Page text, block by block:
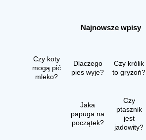
Najnowsze wpisy
Czy koty
mogą pić
mleko?
Dlaczego
pies wyje?
Czy królik
to gryzoń?
Jaka
papuga na
początek?
Czy
ptasznik
jest
jadowity?